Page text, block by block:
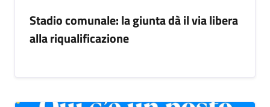
Stadio comunale: la giunta dà il via libera
alla riqualificazione